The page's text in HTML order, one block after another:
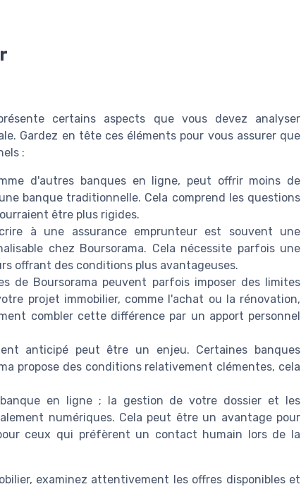
certains aspects que vous devez analyser
Gardez en tête ces éléments pour vous assurer que
:
d'autres banques en ligne, peut offrir moins de
banque traditionnelle. Cela comprend les questions
être plus rigides.
à une assurance emprunteur est souvent une
chez Boursorama. Cela nécessite parfois une
offrant des conditions plus avantageuses.
de Boursorama peuvent parfois imposer des limites
projet immobilier, comme l'achat ou la rénovation,
combler cette différence par un apport personnel
anticipé peut être un enjeu. Certaines banques
propose des conditions relativement clémentes, cela
en ligne ; la gestion de votre dossier et les
numériques. Cela peut être un avantage pour
ceux qui préfèrent un contact humain lors de la
examinez attentivement les offres disponibles et